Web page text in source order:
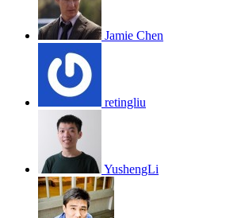
Jamie Chen
retingliu
YushengLi